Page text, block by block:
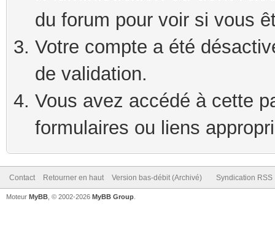
du forum pour voir si vous
Votre compte a été
de validation.
Vous avez accédé à cette
formulaires ou liens
Contact Retourner en haut Version bas-débit (Archivé) Syndication RSS
Moteur MyBB , © 2002-2026 MyBB Group